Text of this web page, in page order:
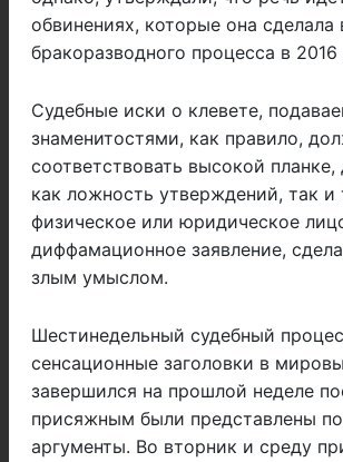
обвинениях, которые она сделала
бракоразводного процесса в 2016
Судебные иски о клевете,
знаменитостями, как правило,
соответствовать высокой планке,
как ложность утверждений, так и
физическое или юридическое
диффамационное заявление,
злым умыслом.
Шестинедельный судебный
сенсационные заголовки в
завершился на прошлой неделе
присяжным были представлены
аргументы. Во вторник и среду